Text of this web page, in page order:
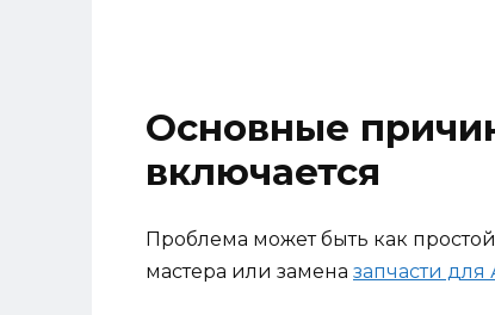
Основные
включается
Проблема может быть как
мастера или замена запчасти